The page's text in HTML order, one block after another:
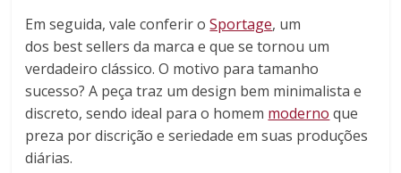
Em seguida, vale conferir oSportage, um
dos best sellers da marca e que se tornou um
verdadeiro clássico. O motivo para tamanho
sucesso? A peça traz um design bem minimalista e
discreto, sendo ideal para o homem moderno que
preza por discrição e seriedade em suas produções
diárias.